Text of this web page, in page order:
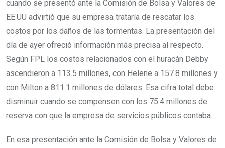
cuando se presentó ante la Comisión de Bolsa y Valores de
EE.UU advirtió que su empresa trataría de rescatar los
costos por los daños de las tormentas. La presentación del
día de ayer ofreció información más precisa al respecto.
Según FPL los costos relacionados con el huracán Debby
ascendieron a 113.5 millones, con Helene a 157.8 millones y
con Milton a 811.1 millones de dólares. Esa cifra total debe
disminuir cuando se compensen con los 75.4 millones de
reserva con que la empresa de servicios públicos contaba.
En esa presentación ante la Comisión de Bolsa y Valores de